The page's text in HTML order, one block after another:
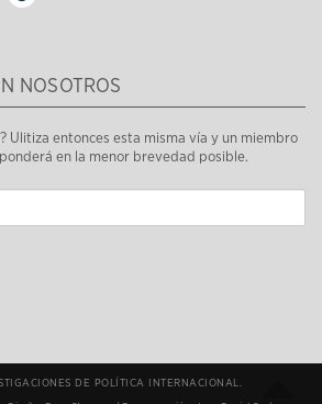
NOSOTROS
Ulitiza entonces esta misma vía y un miembro
en la menor brevedad posible.
DE POLÍTICA INTERNACIONAL.